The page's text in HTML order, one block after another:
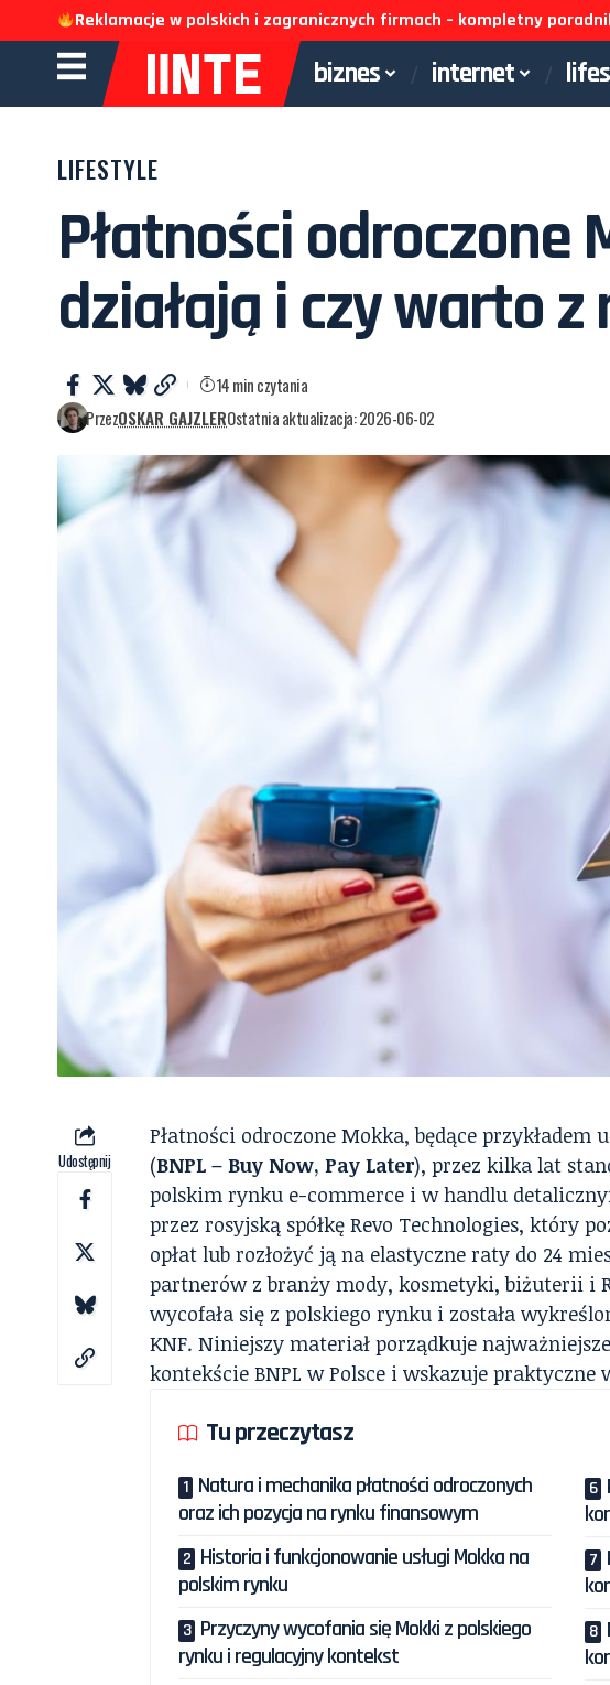
Reklamacje w polskich i zagranicznych firmach – kompletny
biznes internet
LIFESTYLE
Płatności odroczone
działają i czy warto
PrzezOSKAR GAJZLEROstatnia aktualizacja: 2026-06-02
14 min czytania
Udostępnij
Płatności odroczone Mokka, będące przykładem
(BNPL – Buy Now, Pay Later), przez kilka lat
polskim rynku e-commerce i w handlu
przez rosyjską spółkę Revo Technologies, który
opłat lub rozłożyć ją na elastyczne raty do 24
partnerów z branży mody, kosmetyki, biżuterii i
wycofała się z polskiego rynku i została
KNF. Niniejszy materiał porządkuje
kontekście BNPL w Polsce i wskazuje
Tu przeczytasz
Natura i mechanika płatności odroczonych
oraz ich pozycja na rynku finansowym
Historia i funkcjonowanie usługi Mokka na
polskim rynku
Przyczyny wycofania się Mokki z polskiego
rynku i regulacyjny kontekst